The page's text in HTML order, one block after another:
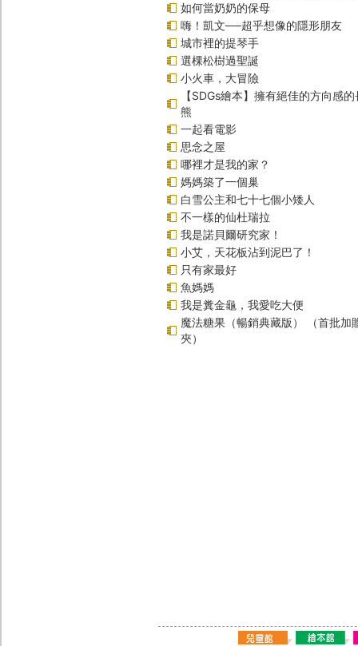
如何當奶奶的保母
嗨！凱文──超乎想像的隱形朋友
城市裡的提琴手
選棵松樹過聖誕
小火車，大冒險
【SDGs繪本】擁有絕佳的方向感
熊
一起看電影
思念之屋
哪裡才是我的家？
媽媽築了一個巢
白雪公主和七十七個小矮人
不一樣的仙杜瑞拉
我是諾貝爾研究家！
小艾，天花板沾到泥巴了！
只有家最好
魚媽媽
我是糞金龜，我愛吃大便
魔法糖果（暢銷典藏版） （首批加
夾）